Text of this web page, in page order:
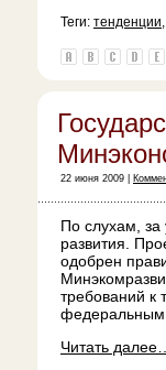
Теги: тенденции,
22 июня 2009 |
По слухам, за
развития.
одобрен
требований к
федеральным
Читать далее…